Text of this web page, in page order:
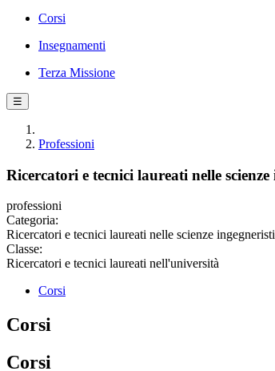
Corsi
Insegnamenti
Terza Missione
☰
Professioni
Ricercatori e tecnici laureati nelle
professioni
Categoria:
Ricercatori e tecnici laureati nelle scienze
Classe:
Ricercatori e tecnici laureati nell'università
Corsi
Corsi
Corsi